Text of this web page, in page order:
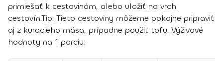
primiešať k cestovinám, alebo uložiť na vrch
cestovín.Tip: Tieto cestoviny môžeme pokojne pripraviť
aj z kuracieho mäsa, prípadne použiť tofu. Výživové
hodnoty na 1 porciu: